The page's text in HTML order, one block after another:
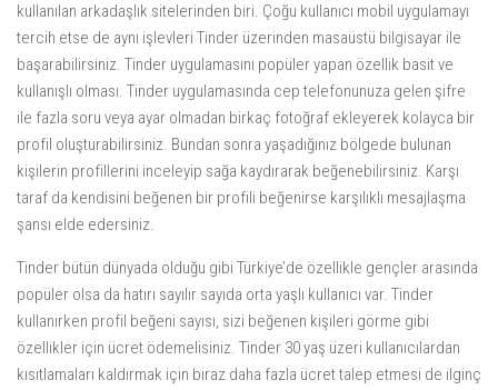
kullanılan arkadaşlık sitelerinden biri. Çoğu kullanıcı mobil uygulamayı
tercih etse de aynı işlevleri Tinder üzerinden masaüstü bilgisayar ile
başarabilirsiniz. Tinder uygulamasını popüler yapan özellik basit ve
kullanışlı olması. Tinder uygulamasında cep telefonunuza gelen şifre
ile fazla soru veya ayar olmadan birkaç fotoğraf ekleyerek kolayca bir
profil oluşturabilirsiniz. Bundan sonra yaşadığınız bölgede bulunan
kişilerin profillerini inceleyip sağa kaydırarak beğenebilirsiniz. Karşı
taraf da kendisini beğenen bir profili beğenirse karşılıklı mesajlaşma
şansı elde edersiniz.
Tinder bütün dünyada olduğu gibi Türkiye’de özellikle gençler arasında
popüler olsa da hatırı sayılır sayıda orta yaşlı kullanıcı var. Tinder
kullanırken profil beğeni sayısı, sizi beğenen kişileri görme gibi
özellikler için ücret ödemelisiniz. Tinder 30 yaş üzeri kullanıcılardan
kısıtlamaları kaldırmak için biraz daha fazla ücret talep etmesi de ilginç